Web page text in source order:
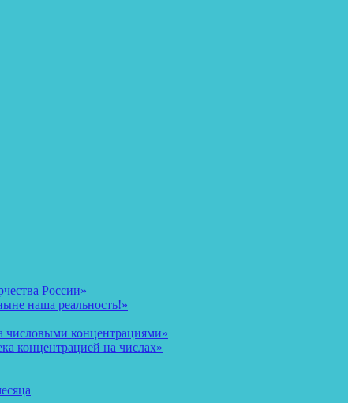
России»
наша реальность!»
числовыми концентрациями»
концентрацией на числах»